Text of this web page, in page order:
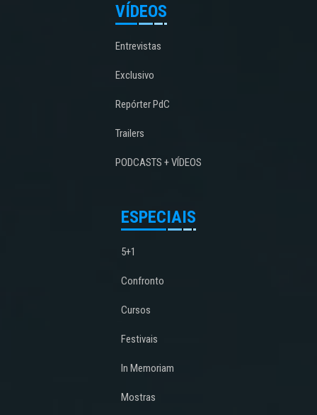
VÍDEOS
Entrevistas
Exclusivo
Repórter PdC
Trailers
PODCASTS + VÍDEOS
ESPECIAIS
5+1
Confronto
Cursos
Festivais
In Memoriam
Mostras